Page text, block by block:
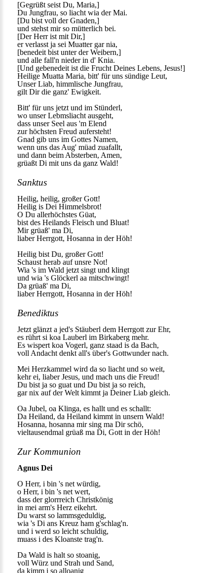
[Gegrüßt seist Du, Maria,]
Du Jungfrau, so liacht wia der Mai.
[Du bist voll der Gnaden,]
und stehst mir so mütterlich bei.
[Der Herr ist mit Dir,]
er verlasst ja sei Muatter gar nia,
[benedeit bist unter der Weibern,]
und alle fall'n nieder in d' Knia.
[Und gebenedeit ist die Frucht Deines Lebens, Jesus!]
Heilige Muatta Maria, bitt' für uns sündige Leut,
Unser Liab, himmlische Jungfrau,
gilt Dir die ganz' Ewigkeit.
Bitt' für uns jetzt und im Stünderl,
wo unser Lebmsliacht ausgeht,
dass unser Seel aus 'm Elend
zur höchsten Freud aufersteht!
Gnad gib uns im Gottes Namen,
wenn uns das Aug' müad zuafallt,
und dann beim Absterben, Amen,
grüaßt Di mit uns da ganz Wald!
Sanktus
Heilig, heilig, großer Gott!
Heilig is Dei Himmelsbrot!
O Du allerhöchstes Güat,
bist des Heilands Fleisch und Bluat!
Mir grüaß' ma Di,
liaber Herrgott, Hosanna in der Höh!
Heilig bist Du, großer Gott!
Schaust herab auf unsre Not!
Wia 's im Wald jetzt singt und klingt
und wia 's Glöckerl aa mitschwingt!
Da grüaß' ma Di,
liaber Herrgott, Hosanna in der Höh!
Benediktus
Jetzt glänzt a jed's Stäuberl dem Herrgott zur Ehr,
es rührt si koa Lauberl im Birkaberg mehr.
Es wispert koa Vogerl, ganz staad is da Bach,
voll Andacht denkt all's über's Gottwunder nach.
Mei Herzkammel wird da so liacht und so weit,
kehr ei, liaber Jesus, und mach uns die Freud!
Du bist ja so guat und Du bist ja so reich,
gar nix auf der Welt kimmt ja Deiner Liab gleich.
Oa Jubel, oa Klinga, es hallt und es schallt:
Da Heiland, da Heiland kimmt in unsern Wald!
Hosanna, hosanna mir sing ma Dir schö,
vieltausendmal grüaß ma Di, Gott in der Höh!
Zur Kommunion
Agnus Dei
O Herr, i bin 's net würdig,
o Herr, i bin 's net wert,
dass der glorrreich Christkönig
in mei arm's Herz eikehrt.
Du warst so lammsgeduldig,
wia 's Di ans Kreuz ham g'schlag'n.
und i werd so leicht schuldig,
muass i des Kloanste trag'n.
Da Wald is halt so stoanig,
voll Würz und Strah und Sand,
da kimm i so alloanig